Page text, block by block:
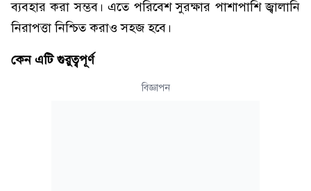
ব্যবহার করা সম্ভব। এতে পরিবেশ সুরক্ষার পাশাপাশি জ্বালানি
নিরাপত্তা নিশ্চিত করাও সহজ হবে।
কেন এটি গুরুত্বপূর্ণ
বিজ্ঞাপন